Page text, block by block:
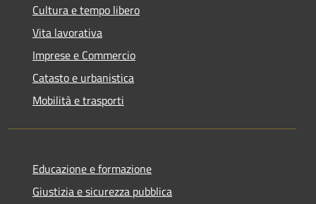
Cultura e tempo libero
Vita lavorativa
Imprese e Commercio
Catasto e urbanistica
Mobilità e trasporti
Educazione e formazione
Giustizia e sicurezza pubblica